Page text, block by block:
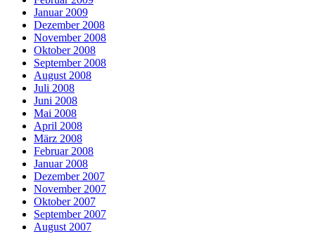
Januar 2009
Dezember 2008
November 2008
Oktober 2008
September 2008
August 2008
Juli 2008
Juni 2008
Mai 2008
April 2008
März 2008
Februar 2008
Januar 2008
Dezember 2007
November 2007
Oktober 2007
September 2007
August 2007